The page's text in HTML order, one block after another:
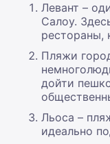
Левант –
Салоу.
рестораны,
Пляжи
дойти
Льоса –
идеально